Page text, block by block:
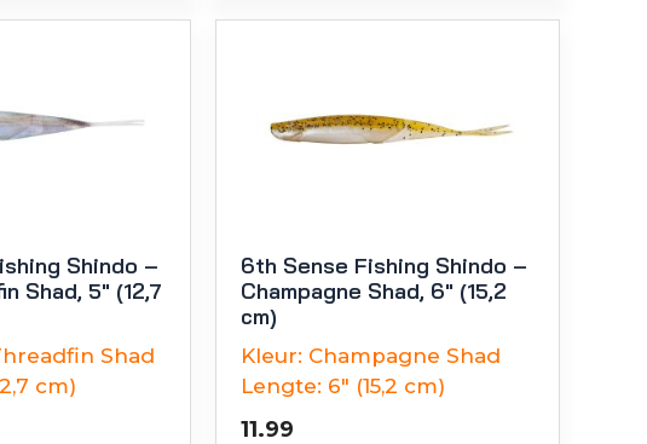
Shindo –
Shad, 5″ (12,7
Shad
cm)
6th Sense Fishing Shindo –
Champagne Shad, 6″ (15,2
cm)
Kleur: Champagne Shad
Lengte: 6" (15,2 cm)
11.99